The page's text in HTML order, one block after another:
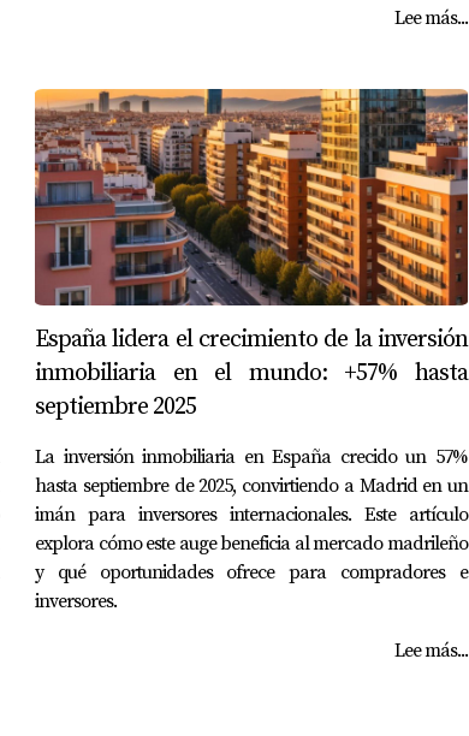
Lee más...
España lidera el crecimiento de la inversión
inmobiliaria en el mundo: +57% hasta
septiembre 2025
La inversión inmobiliaria en España crecido un 57%
hasta septiembre de 2025, convirtiendo a Madrid en un
imán para inversores internacionales. Este artículo
explora cómo este auge beneficia al mercado madrileño
y qué oportunidades ofrece para compradores e
inversores.
Lee más...